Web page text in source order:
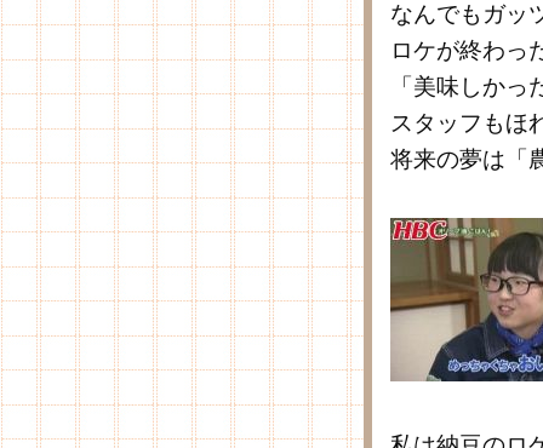
なんでもガッ
ロケが終わっ
「美味しか
スタッフもほ
将来の夢は「